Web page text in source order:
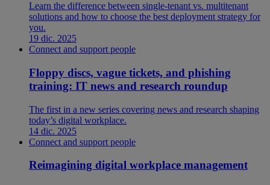
Learn the difference between single-tenant vs. multitenant
solutions and how to choose the best deployment strategy for
you.
19 dic. 2025
Connect and support people
Floppy discs, vague tickets, and phishing
training: IT news and research roundup
The first in a new series covering news and research shaping
today’s digital workplace.
14 dic. 2025
Connect and support people
Reimagining digital workplace management